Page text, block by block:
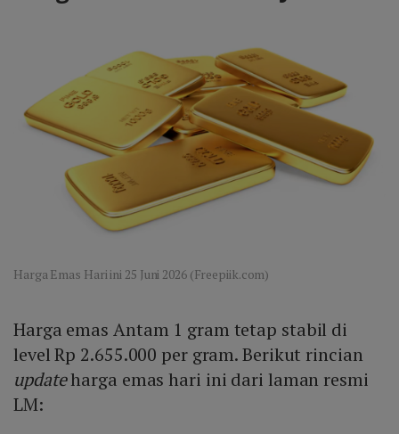
Harga Emas Hari ini 25 Juni 2026 (Freepiik.com)
Harga emas Antam 1 gram tetap stabil di
level Rp 2.655.000 per gram. Berikut rincian
updateharga emas hari ini dari laman resmi
LM: